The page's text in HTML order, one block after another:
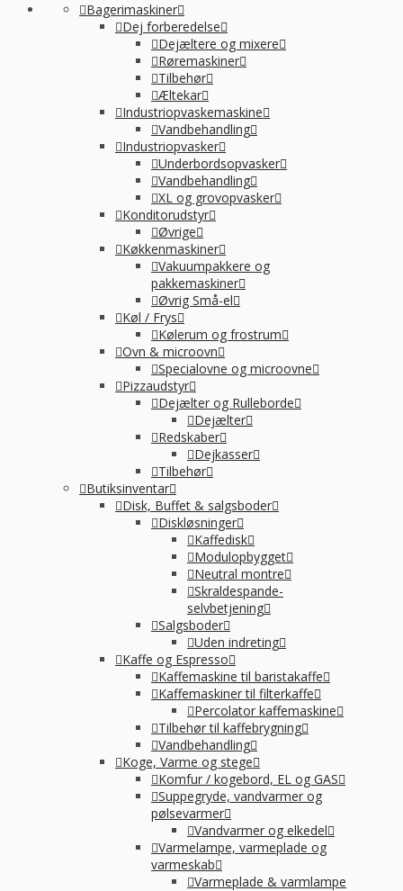
Bagerimaskiner
Dej forberedelse
Dejæltere og mixere
Røremaskiner
Tilbehør
Æltekar
Industriopvaskemaskine
Vandbehandling
Industriopvasker
Underbordsopvasker
Vandbehandling
XL og grovopvasker
Konditorudstyr
Øvrige
Køkkenmaskiner
Vakuumpakkere og
pakkemaskiner
Øvrig Små-el
Køl / Frys
Kølerum og frostrum
Ovn & microovn
Specialovne og microovne
Pizzaudstyr
Dejælter og Rulleborde
Dejælter
Redskaber
Dejkasser
Tilbehør
Butiksinventar
Disk, Buffet & salgsboder
Diskløsninger
Kaffedisk
Modulopbygget
Neutral montre
Skraldespande-
selvbetjening
Salgsboder
Uden indreting
Kaffe og Espresso
Kaffemaskine til baristakaffe
Kaffemaskiner til filterkaffe
Percolator kaffemaskine
Tilbehør til kaffebrygning
Vandbehandling
Koge, Varme og stege
Komfur / kogebord, EL og GAS
Suppegryde, vandvarmer og
pølsevarmer
Vandvarmer og elkedel
Varmelampe, varmeplade og
varmeskab
Varmeplade & varmlampe